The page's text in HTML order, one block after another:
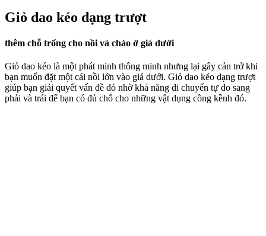
Giỏ dao kéo dạng trượt
thêm chỗ trống cho nồi và chảo ở giá dưới
Giỏ dao kéo là một phát minh thông minh nhưng lại gây cản trở khi
bạn muốn đặt một cái nồi lớn vào giá dưới. Giỏ dao kéo dạng trượt
giúp bạn giải quyết vấn đề đó nhờ khả năng di chuyển tự do sang
phải và trái để bạn có đủ chỗ cho những vật dụng cồng kềnh đó.